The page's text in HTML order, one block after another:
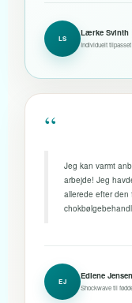
LS
Lærke Svinth
Individuelt
“
Jeg kan varmt
arbejde! Jeg
allerede efter den
EJ
Edlene Jensen
Shockwave til